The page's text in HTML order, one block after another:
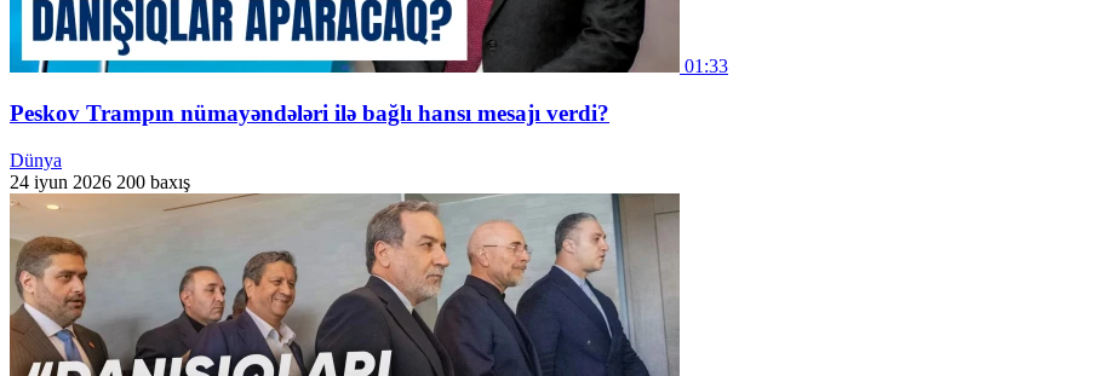
01:33
Peskov Trampın nümayəndələri ilə bağlı hansı mesajı verdi?
Dünya
24 iyun 2026 200 baxış